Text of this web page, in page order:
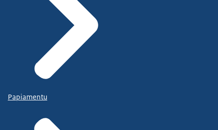
Papiamentu